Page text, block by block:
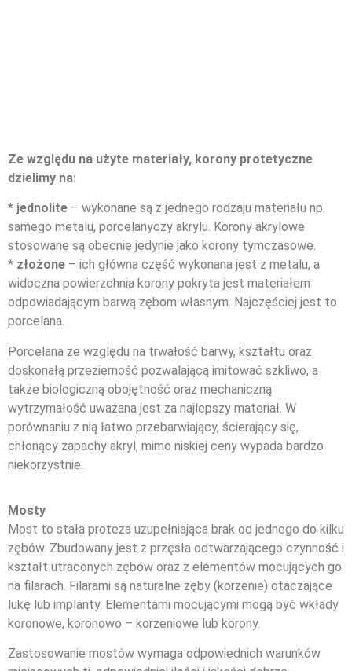
Ze względu na użyte materiały, korony protetyczne
dzielimy na:
* jednolite – wykonane są z jednego rodzaju materiału np.
samego metalu, porcelanyczy akrylu. Korony akrylowe
stosowane są obecnie jedynie jako korony tymczasowe.
* złożone – ich główna część wykonana jest z metalu, a
widoczna powierzchnia korony pokryta jest materiałem
odpowiadającym barwą zębom własnym. Najczęściej jest to
porcelana.
Porcelana ze względu na trwałość barwy, kształtu oraz
doskonałą przezierność pozwalającą imitować szkliwo, a
także biologiczną obojętność oraz mechaniczną
wytrzymałość uważana jest za najlepszy materiał. W
porównaniu z nią łatwo przebarwiający, ścierający się,
chłonący zapachy akryl, mimo niskiej ceny wypada bardzo
niekorzystnie.
Mosty
Most to stała proteza uzupełniająca brak od jednego do kilku
zębów. Zbudowany jest z przęsła odtwarzającego czynność i
kształt utraconych zębów oraz z elementów mocujących go
na filarach. Filarami są naturalne zęby (korzenie) otaczające
lukę lub implanty. Elementami mocującymi mogą być wkłady
koronowe, koronowo – korzeniowe lub korony.
Zastosowanie mostów wymaga odpowiednich warunków